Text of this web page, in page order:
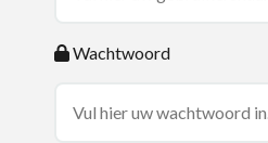
Wachtwoord